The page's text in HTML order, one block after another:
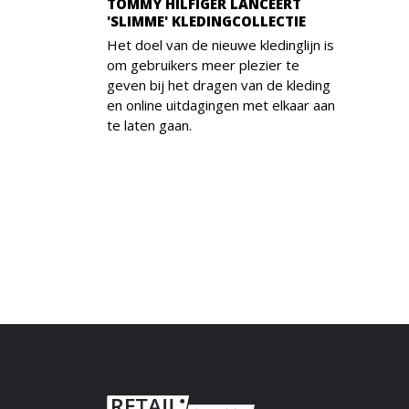
'SLIMME' KLEDINGCOLLECTIE
Het doel van de nieuwe kledinglijn is
om gebruikers meer plezier te
geven bij het dragen van de kleding
en online uitdagingen met elkaar aan
te laten gaan.